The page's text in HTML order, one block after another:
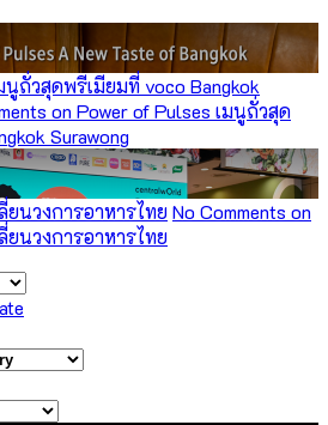
นูถั่วสุดพรีเมียมที่ voco Bangkok
on Power of Pulses เมนูถั่วสุด
Surawong
ยนวงการอาหารไทยNo Comments on
ยนวงการอาหารไทย